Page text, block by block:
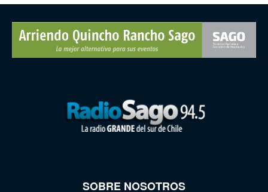
SOBRE NOSOTROS